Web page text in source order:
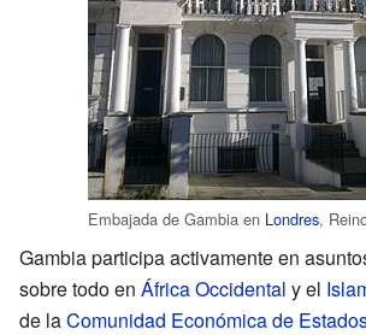
Embajada de Gambia en Londres,
Gambia participa activamente en
sobre todo en África Occidental y el
de laComunidad Económica de